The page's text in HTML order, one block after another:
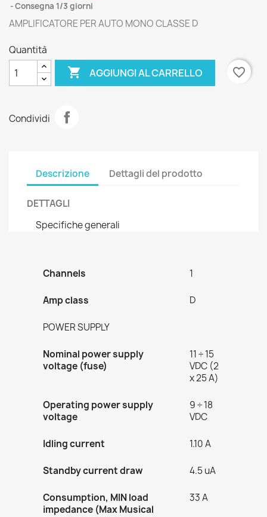
Consegna 1/3 giorni
AMPLIFICATORE PER AUTO MONO CLASSE D
Quantità
 AGGIUNGI AL CARRELLO favorite_border
Condividi
Descrizione Dettagli del prodotto
DETTAGLI
Specifiche generali
Channels 1
Amp class D
POWER SUPPLY
Nominal power supply
voltage (fuse)
11 ÷ 15
VDC (2
x 25 A)
Operating power supply
voltage
9 ÷ 18
VDC
Idling current 1.10 A
Standby current draw 4.5 uA
Consumption, MIN load
impedance (Max Musical
33 A